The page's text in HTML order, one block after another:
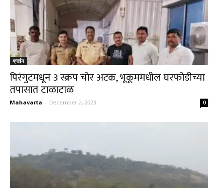
क्राईम
पिरंगुटमधून 3 स्क्रप चोर अटक, भूकूममधील घरफोडीच्या
तपासात टाळाटाळ
Mahavarta - December 2, 2023 0